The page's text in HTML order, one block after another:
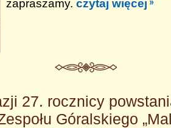
zapraszamy. czytaj więcej
27. rocznicy
Góralskiego